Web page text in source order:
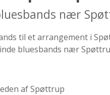
nær
til et arrangement i
bluesbands nær
af Spøttrup